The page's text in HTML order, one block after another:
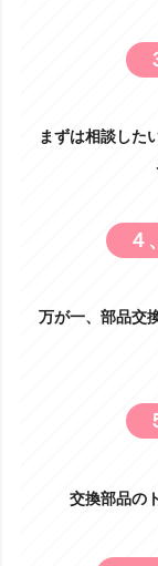
まずは相談した
４
万が一、部品交
交換部品の